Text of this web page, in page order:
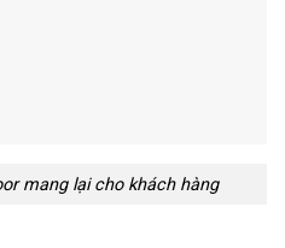
mang lại cho khách hàng